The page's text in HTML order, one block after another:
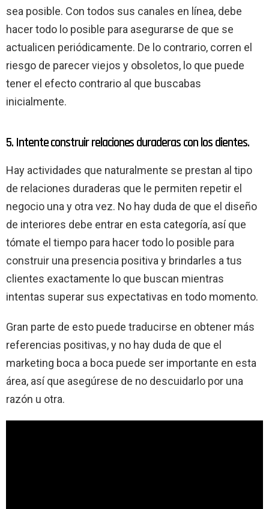
sea posible. Con todos sus canales en línea, debe
hacer todo lo posible para asegurarse de que se
actualicen periódicamente. De lo contrario, corren el
riesgo de parecer viejos y obsoletos, lo que puede
tener el efecto contrario al que buscabas
inicialmente.
5. Intente construir relaciones duraderas con los clientes.
Hay actividades que naturalmente se prestan al tipo
de relaciones duraderas que le permiten repetir el
negocio una y otra vez. No hay duda de que el diseño
de interiores debe entrar en esta categoría, así que
tómate el tiempo para hacer todo lo posible para
construir una presencia positiva y brindarles a tus
clientes exactamente lo que buscan mientras
intentas superar sus expectativas en todo momento.
Gran parte de esto puede traducirse en obtener más
referencias positivas, y no hay duda de que el
marketing boca a boca puede ser importante en esta
área, así que asegúrese de no descuidarlo por una
razón u otra.